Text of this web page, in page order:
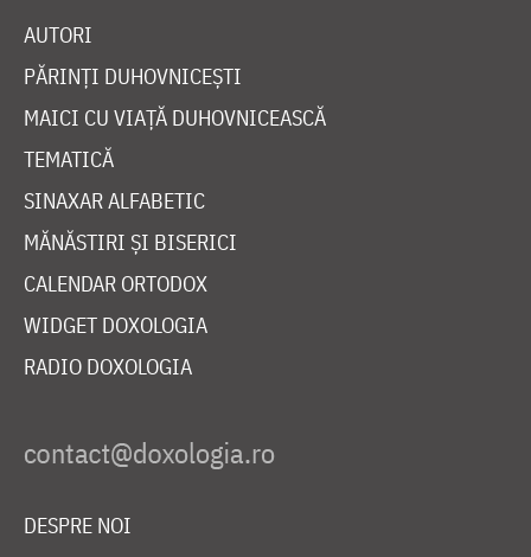
AUTORI
PĂRINȚI DUHOVNICEȘTI
MAICI CU VIAȚĂ DUHOVNICEASCĂ
TEMATICĂ
SINAXAR ALFABETIC
MĂNĂSTIRI ȘI BISERICI
CALENDAR ORTODOX
WIDGET DOXOLOGIA
RADIO DOXOLOGIA
DESPRE NOI